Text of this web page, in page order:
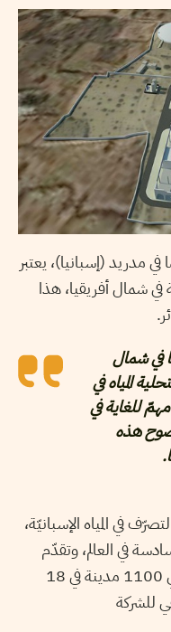
مدريد (إسبانيا)، يعتبر
شمال أفريقيا، هذا
في شمال
المياه في
للغاية في
هذه
في المياه الإسبانيّة،
في العالم، وتقدّم
خدماتها إلى 23.5 مليون مستهلك في 1100 مدينة في 18
للشركة